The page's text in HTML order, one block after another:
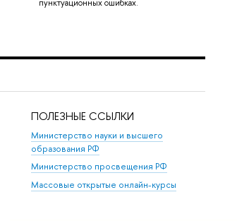
пунктуационных ошибках.
ПОЛЕЗНЫЕ ССЫЛКИ
Министерство науки и высшего
образования РФ
Министерство просвещения РФ
Массовые открытые онлайн-курсы